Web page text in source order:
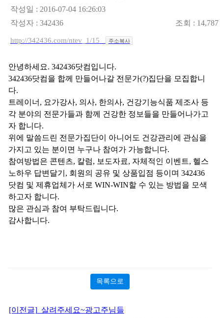
예방수..[03-28]
[보도자료/칼럼]
공간 ‘오키친 ..
[보도자료/칼럼]
GS25, 하이트진로와
손잡고 ‘갓생폭..[05-24]
[건강] 무조건 탄수화물 끊기? 당류부
도움되는 음..[05-19]
작성일 : 2016-07-04 16:26:03
작성자 : 342436 조회 :
http://342436.com/ntev_1/15 주소복사
안녕하세요. 342436닷컴입니다.
342436닷컴을 합께 만들어나갈 전문가(?)집단을 모집합니
다.
트레이너, 요가강사, 의사, 한의사, 건강기능식품 제조사 등
각 분야의 전문가들과 함께 건강한 정보들을 만들어나가고
자 합니다.
위에 말씀드린 전문가집단이 아니어도 건강관리에 관심을
가지고 있는 분이면 누구나 참여가 가능합니다.
참여방법은 콘텐츠, 칼럼, 보도자료, 자체적인 이벤트, 헬스
노하우 답변달기, 회원의 공유 및 상품입점 등이며 342436
닷컴 및 제휴업체가 서로 WIN-WIN할 수 있는 방법을 모색
하고자 합니다.
많은 관심과 참여 부탁드립니다.
감사합니다.
목록으로
[이전글]살려주세요~광고주님들